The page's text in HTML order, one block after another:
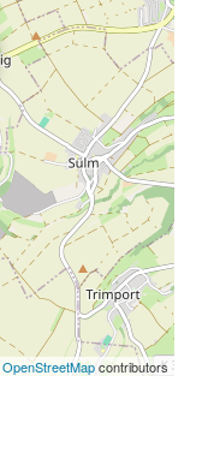
OpenStreetMapcontributors